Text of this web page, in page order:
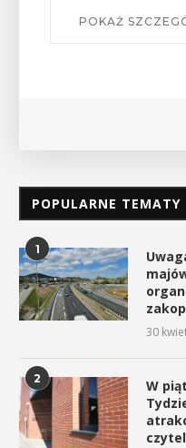
POPULARNE TEMATY
1
30
2
W